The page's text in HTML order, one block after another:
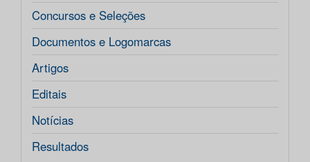
Concursos e Seleções
Documentos e Logomarcas
Artigos
Editais
Notícias
Resultados